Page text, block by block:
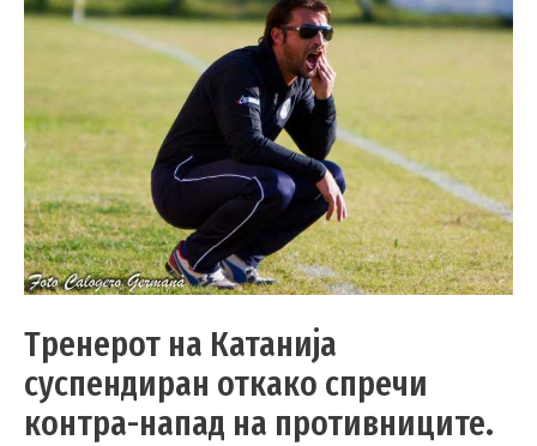
Тренерот на Катанија
суспендиран откако спречи
контра-напад на противниците.